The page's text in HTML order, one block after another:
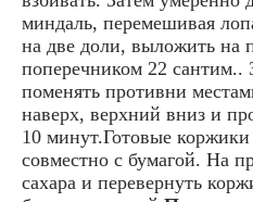
миндаль, перемешивая
на две доли, выложить на
поперечником 22 сантим..
поменять противни
наверх, верхний вниз и
10 минут.Готовые коржики
совместно с бумагой. На
сахара и перевернуть